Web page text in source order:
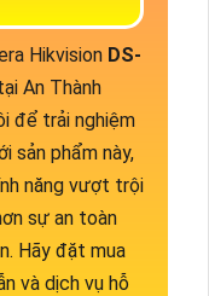
Hikvision DS-
An Thành
để trải nghiệm
sản phẩm này,
năng vượt trội
sự an toàn
Hãy đặt mua
và dịch vụ hỗ